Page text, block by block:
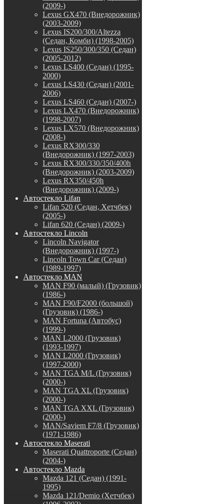
(2009-)
Lexus GX470 (Внедорожник)
(2003-2009)
Lexus IS200/300/Altezza
(Седан, Комби) (1998-2005)
Lexus IS250/300/350 (Седан)
(2005-2012)
Lexus LS400 (Седан) (1995-
2000)
Lexus LS430 (Седан) (2001-
2006)
Lexus LS460 (Седан) (2007-)
Lexus LX470 (Внедорожник)
(1998-2007)
Lexus LX570 (Внедорожник)
(2008-)
Lexus RX300/330
(Внедорожник) (1997-2003)
Lexus RX300/330/350/400h
(Внедорожник) (2003-2009)
Lexus RX350/450h
(Внедорожник) (2009-)
Автостекло Lifan
Lifan 520 (Седан, Хетчбек)
(2005-)
Lifan 620 (Седан) (2009-)
Автостекло Lincoln
Lincoln Navigator
(Внедорожник) (1997-)
Lincoln Town Car (Седан)
(1989-1997)
Автостекло MAN
MAN F90 (малый) (Грузовик)
(1986-)
MAN F90/F2000 (большой)
(Грузовик) (1986-)
MAN Fortuna (Автобус)
(1999-)
MAN L2000 (Грузовик)
(1993-1997)
MAN L2000 (Грузовик)
(1997-2000)
MAN TGA M/L (Грузовик)
(2000-)
MAN TGA XL (Грузовик)
(2000-)
MAN TGA XXL (Грузовик)
(2000-)
MAN/Saviem F7/8 (Грузовик)
(1971-1986)
Автостекло Maserati
Maserati Quattroporte (Седан)
(2004-)
Автостекло Mazda
Mazda 121 (Седан) (1991-
1995)
Mazda 121/Demio (Хетчбек)